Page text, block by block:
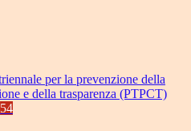
per la prevenzione della
e della trasparenza (PTPCT)
54